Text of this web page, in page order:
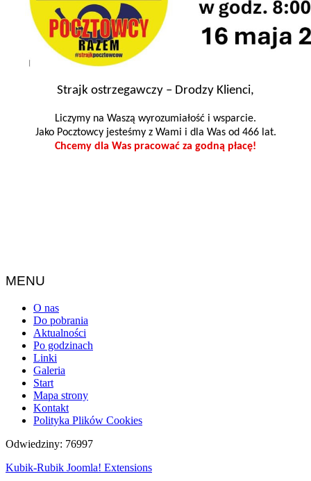
Strajk ostrzegawczy – Drodzy Klienci,
Liczymy na Waszą wyrozumiałość i wsparcie.
Jako Pocztowcy jesteśmy z Wami i dla Was od 466 lat.
Chcemy dla Was pracować za godną płacę!
MENU
O nas
Do pobrania
Aktualności
Po godzinach
Linki
Galeria
Start
Mapa strony
Kontakt
Polityka Plików Cookies
Odwiedziny: 76997
Kubik-Rubik Joomla! Extensions